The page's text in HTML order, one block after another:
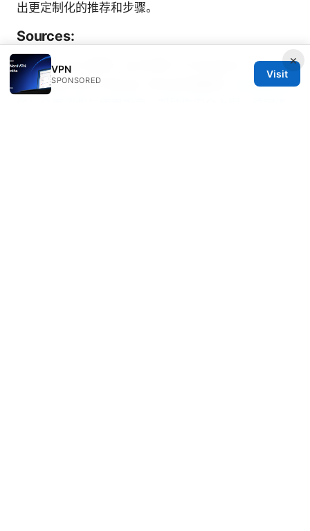
出更定制化的推荐和步骤。
Sources:
Chatgpt vpn 香港：vpnを使ってchatgptにアクセス
する方法とおすすめvpn【2026年最新】
Vpn翻墙软
×
VPN
SPONSORED
Visit